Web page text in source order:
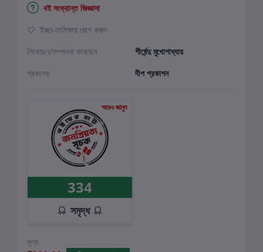
বই সংক্রান্ত জিজ্ঞাসা
ইচ্ছা-তালিকায় যোগ করুন
লিখেছেন/সম্পাদনা করেছেন
শীর্ষেন্দু মুখোপাধ্যায়
প্রকাশক
দীপ প্রকাশন
আরও জানুন
334
সমৃদ্ধ
মূল্য